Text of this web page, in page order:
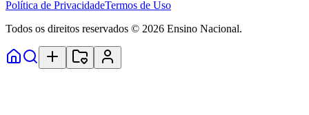
Política de PrivacidadeTermos de Uso
Todos os direitos reservados © 2026 Ensino Nacional.